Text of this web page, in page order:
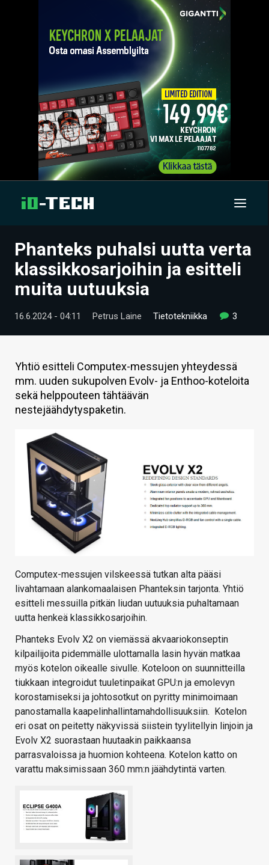
UUTISET
ARTIKKELIT
VIDEOT
TECHBBS
TIETOA
HINTA.FI
KAUPPA
VAIHDA TEEMA
HAKU
Phanteks puhalsi uutta verta
klassikkosarjoihin ja esitteli
muita uutuuksia
16.6.2024 - 04:11 Petrus Laine Tietotekniikka 3
Yhtiö esitteli Computex-messujen yhteydessä
mm. uuden sukupolven Evolv- ja Enthoo-koteloita
sekä helppouteen tähtäävän
nestejäähdytyspaketin.
Computex-messujen vilskeessä tutkan alta pääsi
livahtamaan alankomaalaisen Phanteksin tarjonta. Yhtiö
esitteli messuilla pitkän liudan uutuuksia puhaltamaan
uutta henkeä klassikkosarjoihin.
Phanteks Evolv X2 on viemässä akvaariokonseptin
kilpailijoita pidemmälle ulottamalla lasin hyvän matkaa
myös kotelon oikealle sivulle. Koteloon on suunnitteilla
tiukkaan integroidut tuuletinpaikat GPU:n ja emolevyn
korostamiseksi ja johtosotkut on pyritty minimoimaan
panostamalla kaapelinhallintamahdollisuuksiin. Kotelon
eri osat on peitetty näkyvissä siistein tyylitellyin linjoin ja
Evolv X2 suorastaan huutaakin paikkaansa
parrasvaloissa ja huomion kohteena. Kotelon katto on
varattu maksimissaan 360 mm:n jäähdytintä varten.